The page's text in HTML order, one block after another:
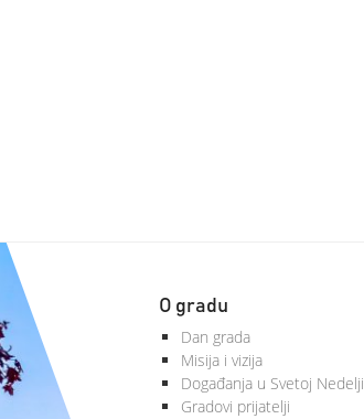
O gradu
Dan grada
Misija i vizija
Događanja u Svetoj Nedelji
Gradovi prijatelji